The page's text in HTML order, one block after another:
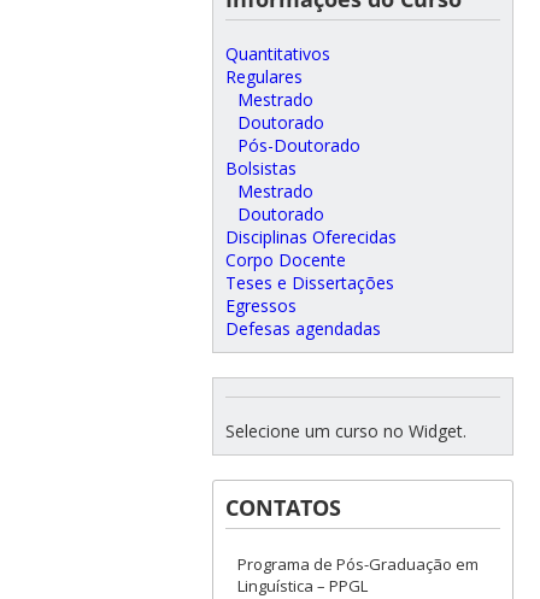
Quantitativos
Regulares
Mestrado
Doutorado
Pós-Doutorado
Bolsistas
Mestrado
Doutorado
Disciplinas Oferecidas
Corpo Docente
Teses e Dissertações
Egressos
Defesas agendadas
Selecione um curso no Widget.
CONTATOS
Programa de Pós-Graduação em
Linguística – PPGL